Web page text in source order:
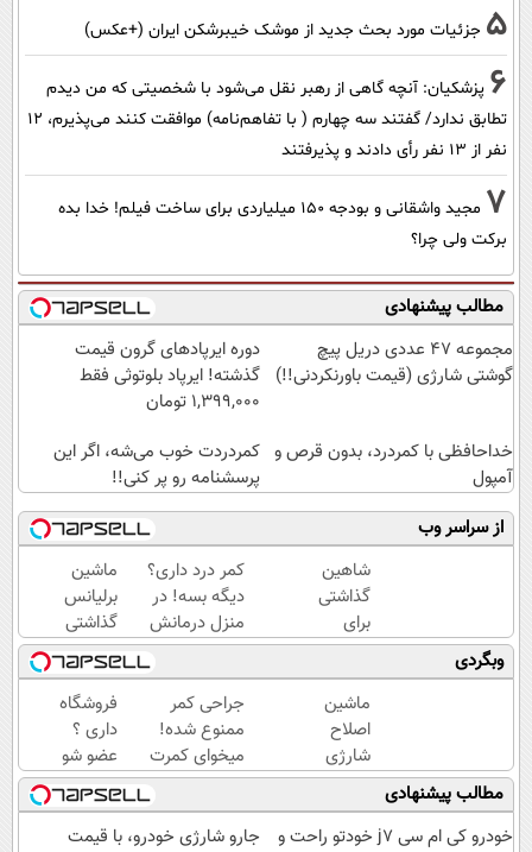
5 جزئیات مورد بحث جدید از موشک خیبرشکن ایران (+عکس)
6 پزشکیان‌: آنچه گاهی از رهبر نقل می‌شود با شخصیتی که من دیدم
تطابق ندارد/ گفتند سه چهارم ( با تفاهم‌نامه) موافقت کنند می‌پذیرم، 12
نفر از 13 نفر رأی دادند و پذیرفتند
7
مجید واشقانی و بودجه 150 میلیاردی برای ساخت فیلم! خدا بده
برکت ولی چرا؟
مطالب پیشنهادی
مجموعه 47 عددی دریل پیچ
گوشتی شارژی (قیمت باورنکردنی!!)
دوره ایرپاد‌های گرون قیمت
گذشته! ایرپاد بلوتوثی فقط
1,399,000 تومان
خداحافظی با کمردرد، بدون قرص و
آمپول
کمردردت خوب می‌شه، اگر این
پرسشنامه رو پر کنی!!
از سراسر وب
شاهین
گذاشتی
برای
فروش
؟ اینجا
سریع و
راحت
بفروش
کمر درد داری؟
دیگه بسه! در
منزل درمانش
کن
(◀پرسش‌نامه)
ماشین
برلیانس
گذاشتی
برای
فروش؟
با خیال
راحت
بفروش
وبگردی
ماشین
اصلاح
شارژی
(قیمت
باورنکردنی
تا امشب)
جراحی کمر
ممنوع شده!
میخوای کمرت
رو در منزل
درمان کنی؟
((پرسش‌نامه))
فروشگاه
داری ؟
عضو شو
تا 3
میلیارد
وام بگیر
مطالب پیشنهادی
خودرو کی ام سی j7 خودتو راحت و
جارو شارژی خودرو، با قیمت